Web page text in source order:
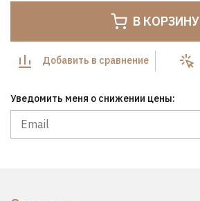
В КОРЗИНУ
Добавить в сравнение
Уведомить меня о снижении цены: